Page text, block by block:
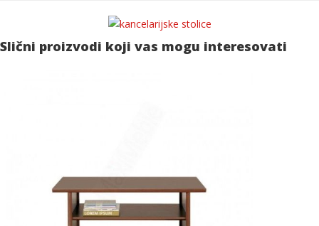
Slični proizvodi koji vas mogu interesovati